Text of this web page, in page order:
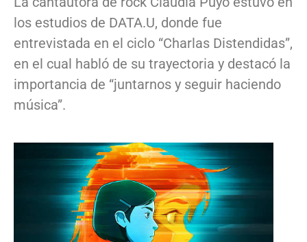
los estudios de DATA.U, donde fue
entrevistada en el ciclo “Charlas Distendidas”,
en el cual habló de su trayectoria y destacó la
importancia de “juntarnos y seguir haciendo
música”.